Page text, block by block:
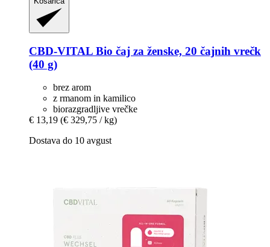
CBD-VITAL Bio čaj za ženske, 20 čajnih vrečk
(40 g)
brez arom
z rmanom in kamilico
biorazgradljive vrečke
€ 13,19 (€ 329,75 / kg)
Dostava do 10 avgust